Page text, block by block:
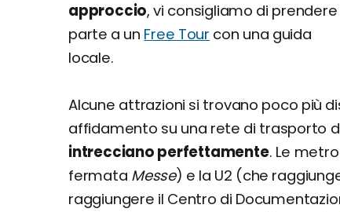
approccio, vi consigliamo di prendere
parte a un Free Tour con una guida
locale.
Alcune attrazioni si trovano poco più
affidamento su una rete di trasporto
intrecciano perfettamente. Le
fermata Messe) e la U2 (che
raggiungere il Centro di